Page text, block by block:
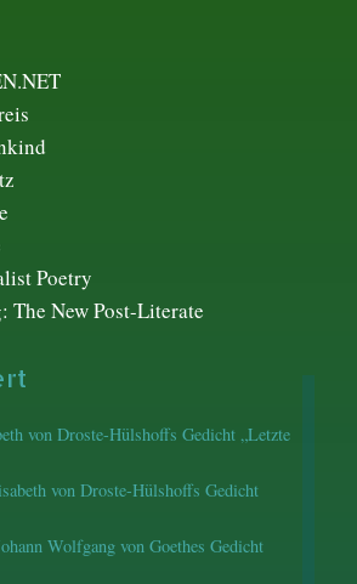
Poetry
The New Post-Literate
von Droste-Hülshoffs Gedicht „Letzte
von Droste-Hülshoffs Gedicht
Wolfgang von Goethes Gedicht